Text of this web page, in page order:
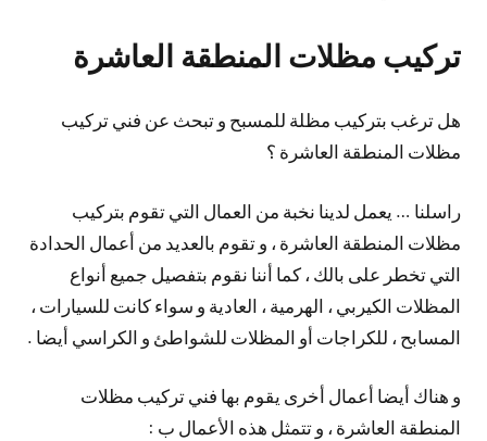
تركيب مظلات المنطقة العاشرة
هل ترغب بتركيب مظلة للمسبح و تبحث عن فني تركيب
مظلات المنطقة العاشرة ؟
راسلنا … يعمل لدينا نخبة من العمال التي تقوم بتركيب
مظلات المنطقة العاشرة ، و تقوم بالعديد من أعمال الحدادة
التي تخطر على بالك ، كما أننا نقوم بتفصيل جميع أنواع
المظلات الكيربي ، الهرمية ، العادية و سواء كانت للسيارات ،
المسابح ، للكراجات أو المظلات للشواطئ و الكراسي أيضا .
و هناك أيضا أعمال أخرى يقوم بها فني تركيب مظلات
المنطقة العاشرة ، و تتمثل هذه الأعمال ب :